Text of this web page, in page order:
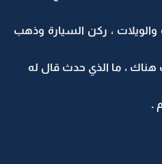
والويلات ، ركن السيارة وذهب
، ما الذي حدث قال له
.